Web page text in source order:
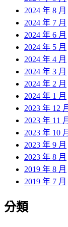
2024 年 8 月
2024 年 7 月
2024 年 6 月
2024 年 5 月
2024 年 4 月
2024 年 3 月
2024 年 2 月
2024 年 1 月
2023 年 12 月
2023 年 11 月
2023 年 10 月
2023 年 9 月
2023 年 8 月
2019 年 8 月
2019 年 7 月
分類